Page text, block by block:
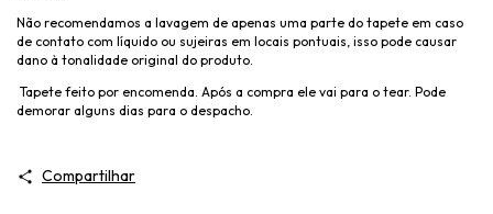
Não recomendamos a lavagem de apenas uma parte do tapete em caso
de contato com líquido ou sujeiras em locais pontuais, isso pode causar
dano à tonalidade original do produto.
Tapete feito por encomenda. Após a compra ele vai para o tear. Pode
demorar alguns dias para o despacho.
Compartilhar